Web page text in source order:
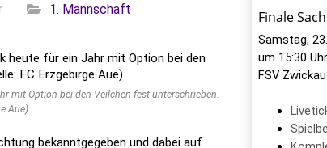
Kategorien
1. Mannschaft
mit Option bei den Veilchen fest unterschrieben.
Aue)
bekanntgegeben und dabei auf
Finale
Samstag,
um 15:30
FSV